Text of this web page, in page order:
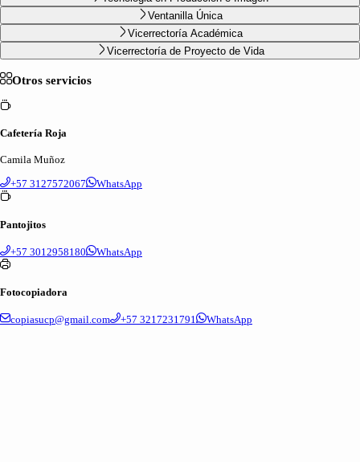
Ventanilla Única
Vicerrectoría Académica
Vicerrectoría de Proyecto de Vida
Otros servicios
Cafetería Roja
Camila Muñoz
+57 3127572067
WhatsApp
Pantojitos
+57 3012958180 WhatsApp
Fotocopiadora
copiasucp@gmail.com +57 3217231791 WhatsApp